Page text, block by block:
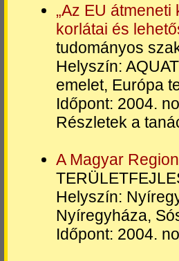
„Az EU
korlátai és
tudományos
Helyszín:
emelet, Európa
Időpont: 2004.
Részletek a
A Magyar
Helyszín:
Nyíregyháza,
Időpont: 2004.